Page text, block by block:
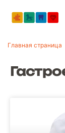
Главная страница